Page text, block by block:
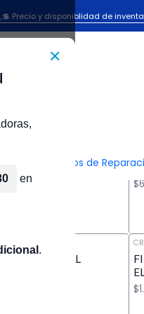
✕
en
.
Servicios de
Precio y disponiblidad de
Nevera General Electric
GENERAL